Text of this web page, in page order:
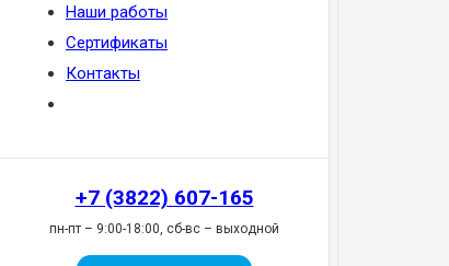
Наши работы
Сертификаты
Контакты
+7 (3822) 607-165
пн-пт – 9:00-18:00, сб-вс – выходной